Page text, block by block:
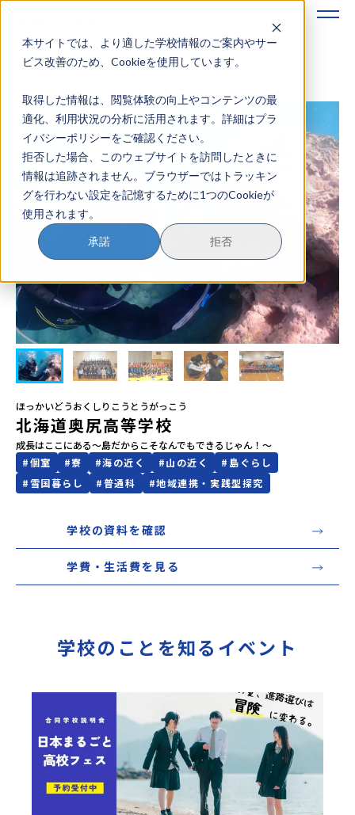
本サイトでは、より適した学校情報のご案内やサー
ビス改善のため、Cookieを使用しています。
取得した情報は、閲覧体験の向上やコンテンツの最
適化、利用状況の分析に活用されます。詳細はプラ
イバシーポリシーをご確認ください。
拒否した場合、このウェブサイトを訪問したときに
情報は追跡されません。ブラウザーではトラッキン
グを行わない設定を記憶するために1つのCookieが
使用されます。
承諾 拒否
地域みらい留学のすすめかた
地域みらい留学とは
学校を探す
イベントを探す
おためし地域留学
マガジン
奨学金について
？ イベント参加方法
会員登録
MYページログイン
ほっかいどうおくしりこうとうがっこう
北海道奥尻高等学校
成長はここにある～島だからこそなんでもできるじゃん！～
#個室 #寮 #海の近く #山の近く # 島ぐらし
#雪国暮らし #普通科 #地域連携・実践型探究
学校の資料を確認
学費・生活費を見る
学校のことを知るイベント